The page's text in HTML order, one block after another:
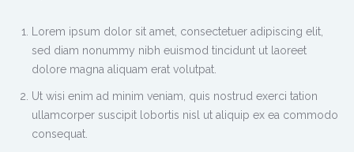
Lorem ipsum dolor sit amet, consectetuer adipiscing elit,
sed diam nonummy nibh euismod tincidunt ut laoreet
dolore magna aliquam erat volutpat.
Ut wisi enim ad minim veniam, quis nostrud exerci tation
ullamcorper suscipit lobortis nisl ut aliquip ex ea commodo
consequat.